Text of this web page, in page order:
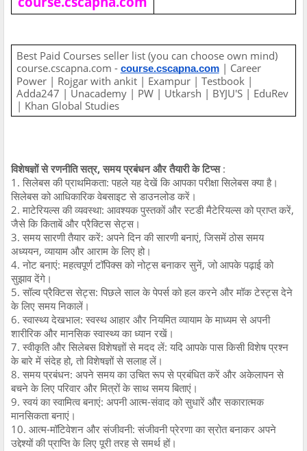
Best Paid Courses seller list (you can choose own mind)
course.cscapna.com - course.cscapna.com| Career
Power | Rojgar with ankit | Exampur | Testbook |
Adda247 | Unacademy | PW | Utkarsh | BYJU'S | EduRev
| Khan Global Studies
विशेषज्ञों से रणनीति सत्र, समय प्रबंधन और तैयारी के टिप्स:
1. सिलेबस की प्राथमिकता: पहले यह देखें कि आपका परीक्षा सिलेबस क्या है।
सिलेबस को आधिकारिक वेबसाइट से डाउनलोड करें।
2. माटेरियल्स की व्यवस्था: आवश्यक पुस्तकों और स्टडी मैटेरियल्स को प्राप्त करें,
जैसे कि किताबें और प्रैक्टिस सेट्स।
3. समय सारणी तैयार करें: अपने दिन की सारणी बनाएं, जिसमें ठोस समय
अध्ययन, व्यायाम और आराम के लिए हो।
4. नोट बनाएं: महत्वपूर्ण टॉपिक्स को नोट्स बनाकर सुनें, जो आपके पढ़ाई को
सुझाव देंगे।
5. सॉल्व प्रैक्टिस सेट्स: पिछले साल के पेपर्स को हल करने और मॉक टेस्ट्स देने
के लिए समय निकालें।
6. स्वास्थ्य देखभाल: स्वस्थ आहार और नियमित व्यायाम के माध्यम से अपनी
शारीरिक और मानसिक स्वास्थ्य का ध्यान रखें।
7. स्वीकृति और सिलेबस विशेषज्ञों से मदद लें: यदि आपके पास किसी विशेष प्रश्न
के बारे में संदेह हो, तो विशेषज्ञों से सलाह लें।
8. समय प्रबंधन: अपने समय का उचित रूप से प्रबंधित करें और अकेलापन से
बचने के लिए परिवार और मित्रों के साथ समय बिताएं।
9. स्वयं का स्वामित्व बनाएं: अपनी आत्म-संवाद को सुधारें और सकारात्मक
मानसिकता बनाएं।
10. आत्म-मॉटिवेशन और संजीवनी: संजीवनी प्रेरणा का स्रोत बनाकर अपने
उद्देश्यों की प्राप्ति के लिए पूरी तरह से समर्थ हों।